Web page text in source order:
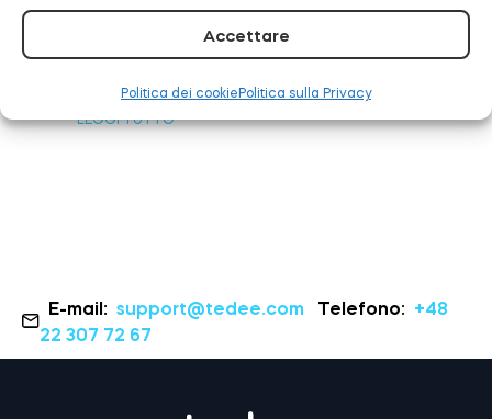
Accettare
Politica dei cookie Politica sulla Privacy
Acquista ora
Tedee ora funziona con
LEGGI TUTTO
E-mail:support@tedee.com Telefono: +48
22 307 72 67